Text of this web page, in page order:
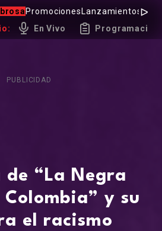
Promociones LanzamientosHot
En Vivo Programación
PUBLICIDAD
“La Negra
y su
el racismo